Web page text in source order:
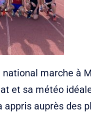
marche à
et sa météo
auprès des